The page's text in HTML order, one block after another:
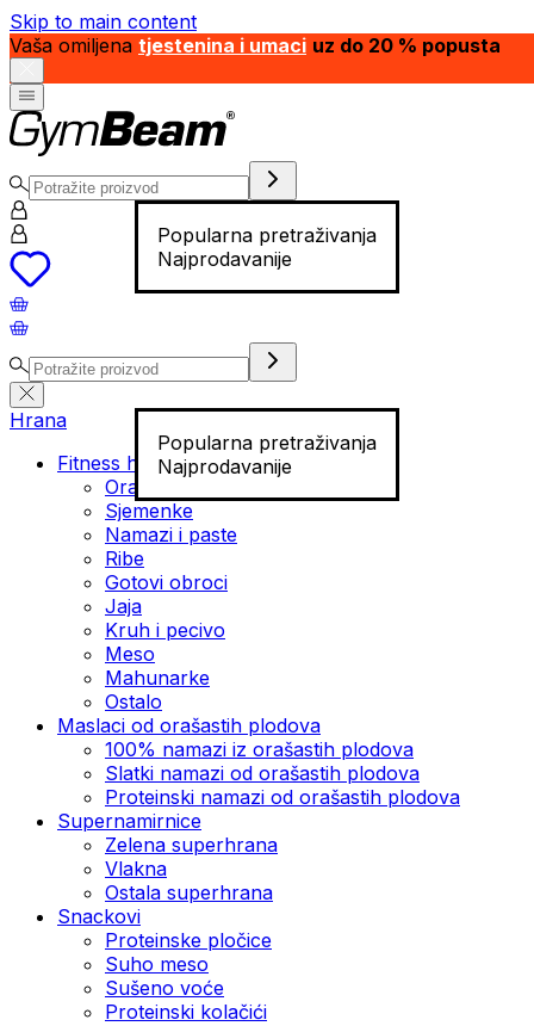
Skip to main content
Vaša omiljena tjestenina i umaci uz do 20 % popusta
Popularna pretraživanja
Najprodavanije
Popularna pretraživanja
Najprodavanije
Hrana
Fitness hrana
Orašasti plodovi
Sjemenke
Namazi i paste
Ribe
Gotovi obroci
Jaja
Kruh i pecivo
Meso
Mahunarke
Ostalo
Maslaci od orašastih plodova
100% namazi iz orašastih plodova
Slatki namazi od orašastih plodova
Proteinski namazi od orašastih plodova
Supernamirnice
Zelena superhrana
Vlakna
Ostala superhrana
Snackovi
Proteinske pločice
Suho meso
Sušeno voće
Proteinski kolačići